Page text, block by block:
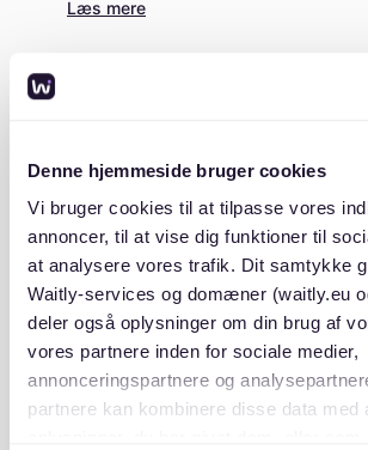
Denne hjemmeside bruger cookies
Vi bruger cookies til at tilpasse vores
annoncer, til at vise dig funktioner til
at analysere vores trafik. Dit samtykke
Waitly-services og domæner (waitly.eu
deler også oplysninger om din brug af
vores partnere inden for sociale medier,
annonceringspartnere og
partnere kan kombinere disse data med
Læs mere
1995
Beskrivelse